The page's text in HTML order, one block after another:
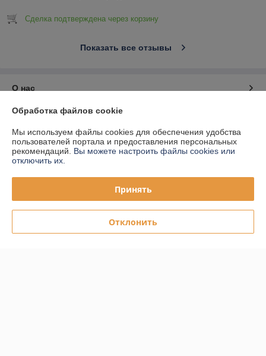
Сделка подтверждена через корзину
Показать все отзывы
О нас
Контакты
Доставка и оплата
Полная версия сайта
Политика обработки cookies
Обработка файлов cookie
Мы используем файлы cookies для обеспечения удобства
пользователей портала и предоставления персональных
рекомендаций. Вы можете настроить файлы cookies или
отключить их.
Принять
Отклонить